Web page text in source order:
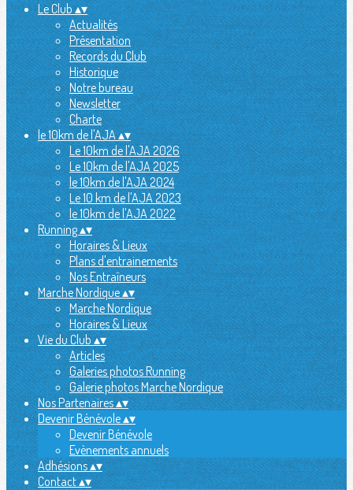
Le Club▴▾
Actualités
Présentation
Records du Club
Historique
Notre bureau
Newsletter
Charte
le 10km de l'AJA▴▾
Le 10km de l'AJA 2026
Le 10km de l'AJA 2025
le 10km de l'AJA 2024
Le 10 km de l'AJA 2023
le 10km de l'AJA 2022
Running▴▾
Horaires & Lieux
Plans d'entrainements
Nos Entraîneurs
Marche Nordique▴▾
Marche Nordique
Horaires & Lieux
Vie du Club▴▾
Articles
Galeries photos Running
Galerie photos Marche Nordique
Nos Partenaires▴▾
Devenir Bénévole▴▾
Devenir Bénévole
Evènements annuels
Adhésions▴▾
Contact▴▾